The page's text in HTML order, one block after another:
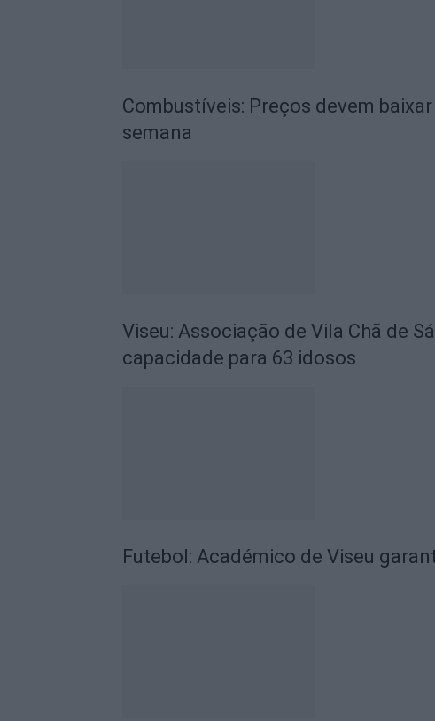
Combustíveis: Preços devem
semana
Viseu: Associação de Vila Chã de
capacidade para 63 idosos
Futebol: Académico de Viseu